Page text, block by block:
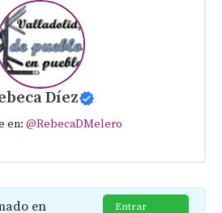
Díez
en: @RebecaDMelero
en Entrar